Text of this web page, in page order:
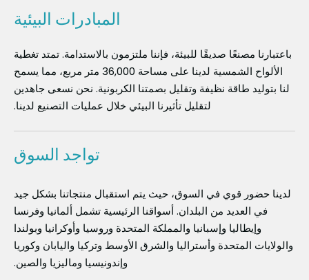
المبادرات البيئية
باعتبارنا مصنعًا صديقًا للبيئة، فإننا ملتزمون بالاستدامة. تمتد تغطية
الألواح الشمسية لدينا على مساحة 36,000 متر مربع، مما يسمح
لنا بتوليد طاقة نظيفة وتقليل بصمتنا الكربونية. نحن نسعى جاهدين
لتقليل تأثيرنا البيئي خلال عمليات التصنيع لدينا.
تواجد السوق
لدينا حضور قوي في السوق، حيث يتم استقبال منتجاتنا بشكل جيد
في العديد من البلدان. أسواقنا الرئيسية تشمل ألمانيا وفرنسا
وإيطاليا وإسبانيا والمملكة المتحدة وروسيا وأوكرانيا وبولندا
والولايات المتحدة وأستراليا والشرق الأوسط وتركيا واليابان وكوريا
وإندونيسيا وماليزيا والصين.